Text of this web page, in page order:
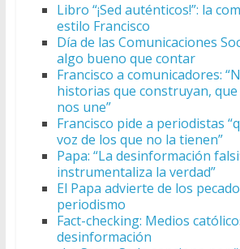
Libro “¡Sed auténticos!”: la
estilo Francisco
Día de las Comunicaciones
algo bueno que contar
Francisco a comunicadores:
historias que construyan,
nos une”
Francisco pide a periodistas
voz de los que no la tienen”
Papa: “La desinformación
instrumentaliza la verdad”
El Papa advierte de los
periodismo
Fact-checking: Medios
desinformación